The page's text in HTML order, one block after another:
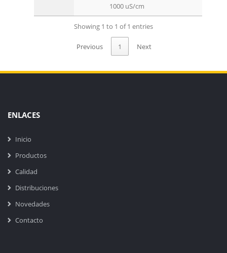
1000 uS/cm
Showing 1 to 1 of 1 entries
Previous 1 Next
ENLACES
Inicio
Productos
Calidad
Distribuciones
Novedades
Contacto